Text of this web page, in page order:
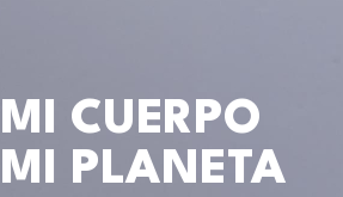
MI CUERPO
MI PLANETA